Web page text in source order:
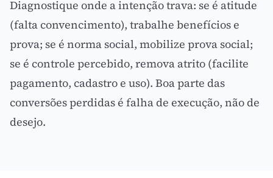
Diagnostique onde a intenção trava: se é atitude
(falta convencimento), trabalhe benefícios e
prova; se é norma social, mobilize prova social;
se é controle percebido, remova atrito (facilite
pagamento, cadastro e uso). Boa parte das
conversões perdidas é falha de execução, não de
desejo.